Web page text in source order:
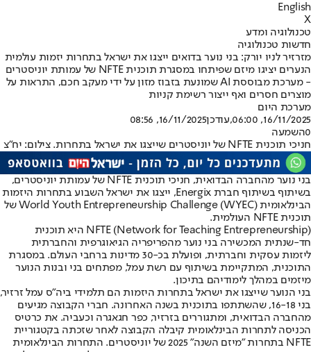
English
X
טכנולוגיה ומדע
חדשות טכנולוגיה
מזרזיר לניו יורק: בני נוער בדואים ייצגו את ישראל בתחרות יזמות עולמית
הנערים יציגו מיזם שפיתחו במסגרת תוכנית NFTE של עמותת יוניסטרים
- מערכת מבוססת AI שמונעת בזבוז מזון על ידי מעקב חכם, התראות על
מוצרים חסרים ואף ייצור רשימת קניות
מערכת היום
16/11/2025, 06:00
,עודכן16/11/2025, 08:56
0השמעה
חניכי תוכנית NFTE של יוניסטרים שייצגו את ישראל בתחרות. צילום: יח"צ
בני נוער מהחברה הבדואית, חניכי תוכנית NFTE של עמותת יוניסטרים,
בשיתוף בשיתוף חברת Energix, ייצגו את ישראל השבוע בתחרות היזמות
הבינלאומית World Youth Entrepreneurship Challenge (WYEC) של
תוכנית NFTE העולמית.
NFTE (Network for Teaching Entrepreneurship) היא תוכנית
חד-שנתית המכשירה בני נוער מהפריפריה הגיאוגרפית והחברתית
ליזמות עסקית וחברתית, ופועלת בכ-30 מדינות ברחבי העולם. במסגרת
התוכנית, המתקיימת בשיתוף עם רשת עמל, מפתחים בני ובנות הנוער
מיזמים במהלך לימודיהם בתיכון.
בני הנוער שייצגו את ישראל בתחרות היזמות הם תלמידי ביה"ס עמל זרזיר,
בני 16-18, שהשתתפו בתוכנית בשנה האחרונה. חברי הקבוצה מגיעים
מהחברה הבדואית, ומתגוררים בזרזיר, כפר חגאגרה וכעביה. את כרטיס
הכניסה לתחרות הבינלאומית קיבלה הקבוצה לאחר שזכתה בקטגוריית
NFTE בתחרות "מיזם השנה" 2025 של יוניסטרים. התחרות הבינלאומית